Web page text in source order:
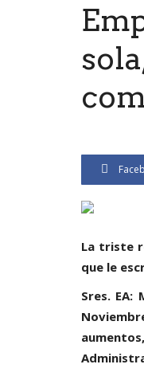
La triste
que le
Sres.